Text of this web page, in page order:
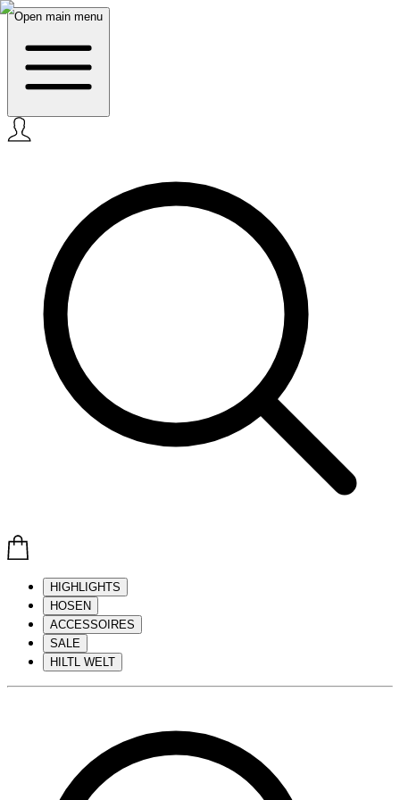
Open main menu
HIGHLIGHTS
HOSEN
ACCESSOIRES
SALE
HILTL WELT